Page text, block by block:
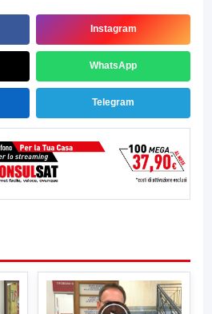
Instagram
WhatsApp
Telegram